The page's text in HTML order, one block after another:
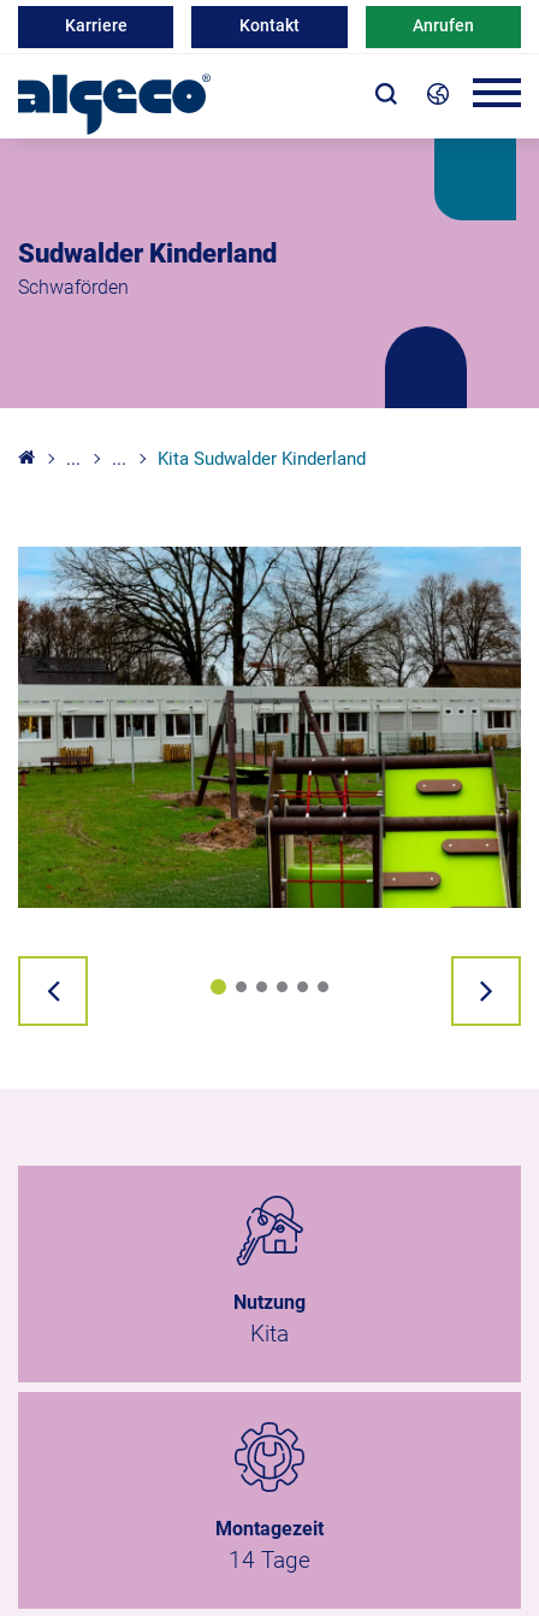
Karriere Kontakt Anrufen
Sudwalder Kinderland
Schwaförden
... ... Kita Sudwalder Kinderland
Nutzung
Kita
Montagezeit
14 Tage